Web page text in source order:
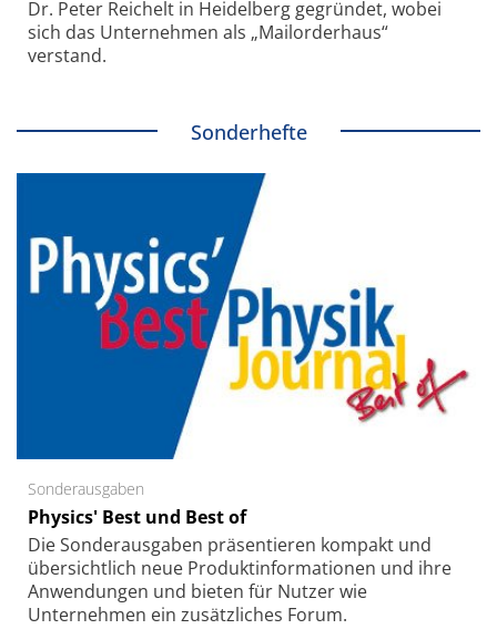
Dr. Peter Reichelt in Heidelberg gegründet, wobei
sich das Unternehmen als „Mailorderhaus“
verstand.
Sonderhefte
Sonderausgaben
Physics' Best und Best of
Die Sonder­ausgaben präsentieren kompakt und
übersichtlich neue Produkt­informationen und ihre
Anwendungen und bieten für Nutzer wie
Unternehmen ein zusätzliches Forum.